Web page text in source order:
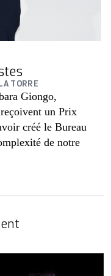
TORRE
Giongo,
un Prix
créé le Bureau
de notre